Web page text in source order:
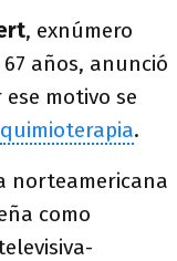
, exnúmero
67 años, anunció
motivo se
quimioterapia.
norteamericana
como